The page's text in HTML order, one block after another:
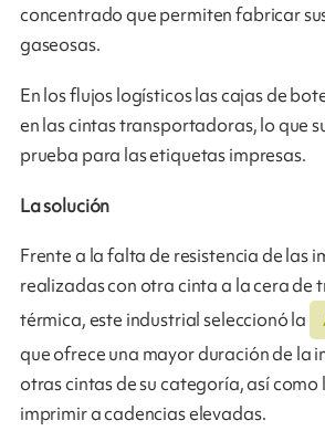
concentrado que permiten fabricar
gaseosas.
En los flujos logísticos las cajas de
en las cintas transportadoras, lo que
prueba para las etiquetas impresas.
La solución
Frente a la falta de resistencia de las
realizadas con otra cinta a la cera de
térmica, este industrial seleccionó la
que ofrece una mayor duración de la
otras cintas de su categoría, así
imprimir a cadencias elevadas.